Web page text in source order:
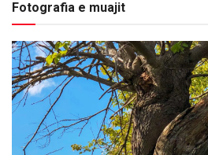
Fotografia e muajit